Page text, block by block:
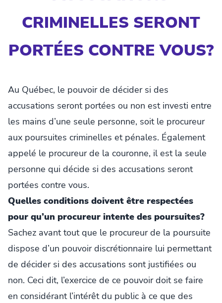
CRIMINELLES SERONT
PORTÉES CONTRE VOUS?
Au Québec, le pouvoir de décider si des
accusations seront portées ou non est investi entre
les mains d’une seule personne, soit le procureur
aux poursuites criminelles et pénales. Également
appelé le procureur de la couronne, il est la seule
personne qui décide si des accusations seront
portées contre vous.
Quelles conditions doivent être respectées
pour qu’un procureur intente des poursuites?
Sachez avant tout que le procureur de la poursuite
dispose d’un pouvoir discrétionnaire lui permettant
de décider si des accusations sont justifiées ou
non. Ceci dit, l’exercice de ce pouvoir doit se faire
en considérant l’intérêt du public à ce que des